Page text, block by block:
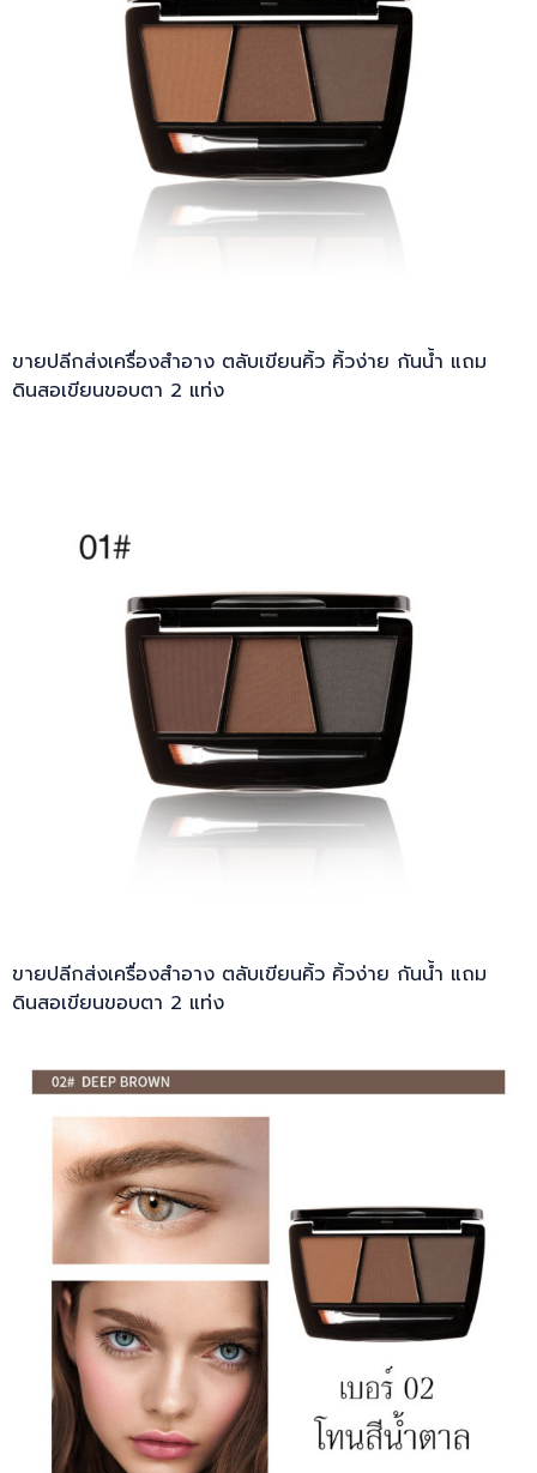
ขายปลีกส่งเครื่องสำอาง ตลับเขียนคิ้ว คิ้วง่าย กันน้ำ แถม
ดินสอเขียนขอบตา 2 แท่ง
ขายปลีกส่งเครื่องสำอาง ตลับเขียนคิ้ว คิ้วง่าย กันน้ำ แถม
ดินสอเขียนขอบตา 2 แท่ง